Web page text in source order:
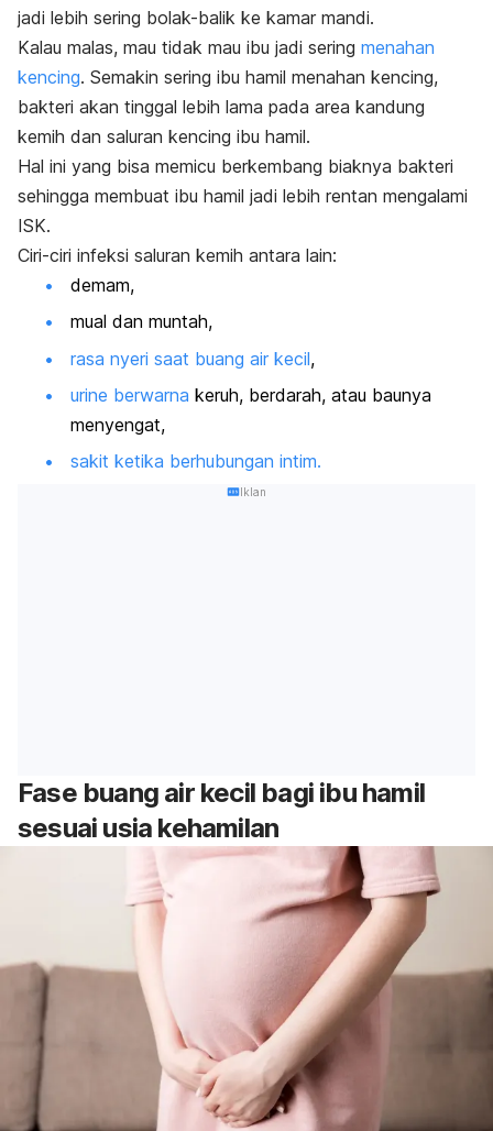
jadi lebih sering bolak-balik ke kamar mandi.
Kalau malas, mau tidak mau ibu jadi sering menahan
kencing. Semakin sering ibu hamil menahan kencing,
bakteri akan tinggal lebih lama pada area kandung
kemih dan saluran kencing ibu hamil.
Hal ini yang bisa memicu berkembang biaknya bakteri
sehingga membuat ibu hamil jadi lebih rentan mengalami
ISK.
Ciri-ciri infeksi saluran kemih antara lain:
demam,
mual dan muntah,
rasa nyeri saat buang air kecil,
urine berwarna keruh, berdarah, atau baunya
menyengat,
sakit ketika berhubungan intim.
Iklan
Fase buang air kecil bagi ibu hamil
sesuai usia kehamilan